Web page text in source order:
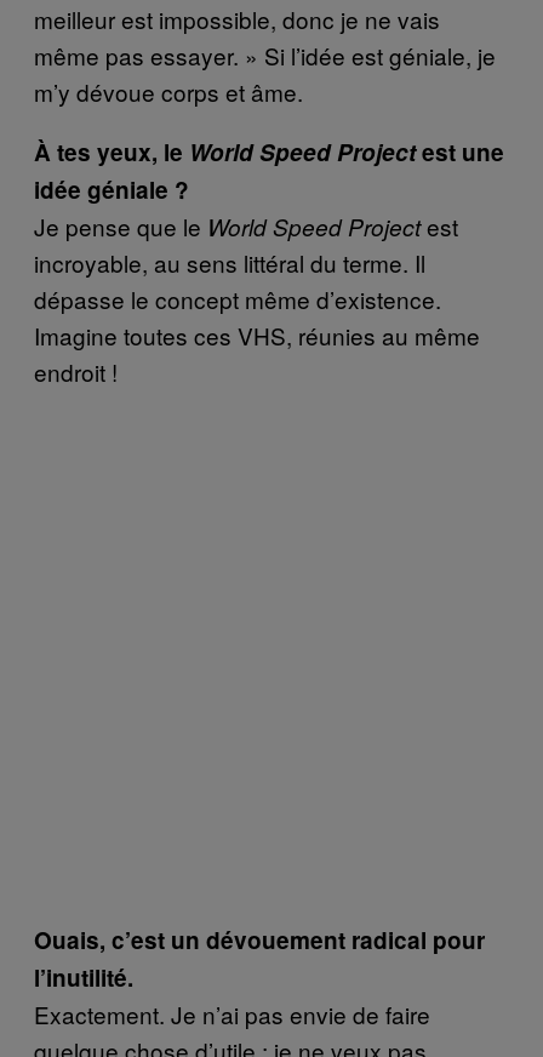
meilleur est impossible, donc je ne vais
même pas essayer. » Si l’idée est géniale, je
m’y dévoue corps et âme.
À tes yeux, le World Speed Projectest une
idée géniale ?
Je pense que le World Speed Projectest
incroyable, au sens littéral du terme. Il
dépasse le concept même d’existence.
Imagine toutes ces VHS, réunies au même
endroit !
Ouais, c’est un dévouement radical pour
l’inutilité.
Exactement. Je n’ai pas envie de faire
quelque chose d’utile ; je ne veux pas